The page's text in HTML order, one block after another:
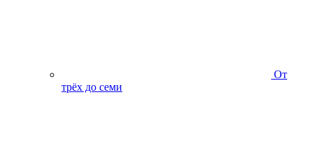
От
трёх до семи